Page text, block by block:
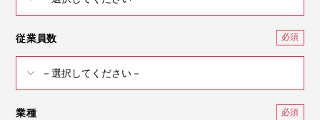
従業員数
業種